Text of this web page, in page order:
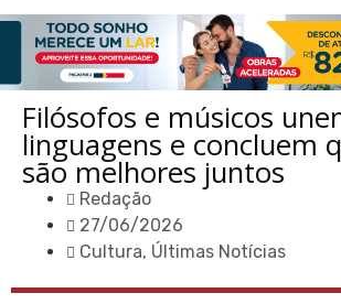
Filósofos e músicos
linguagens e concluem
são melhores juntos
Redação
27/06/2026
Cultura, Últimas Notícias